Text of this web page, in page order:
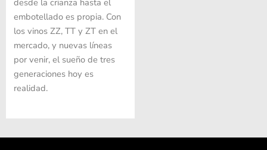
desde la crianza hasta el
embotellado es propia. Con
los vinos ZZ, TT y ZT en el
mercado, y nuevas líneas
por venir, el sueño de tres
generaciones hoy es
realidad.